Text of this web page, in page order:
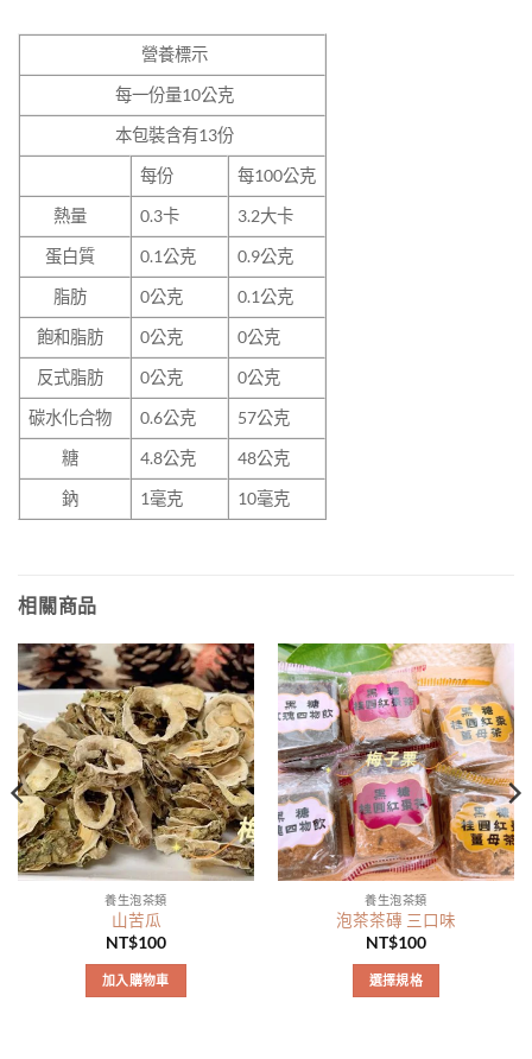
營養標示
每一份量10公克
本包裝含有13份
每份
每100公克
熱量
0.3卡
3.2大卡
蛋白質
0.1公克
0.9公克
脂肪
0公克
0.1公克
飽和脂肪
0公克
0公克
反式脂肪
0公克
0公克
碳水化合物
0.6公克
57公克
糖
4.8公克
48公克
鈉
1毫克 10毫克
相關商品
養生泡茶類
山苦瓜
NT$100
加入購物車
養生泡茶類
泡茶茶磚 三口味
NT$100
選擇規格